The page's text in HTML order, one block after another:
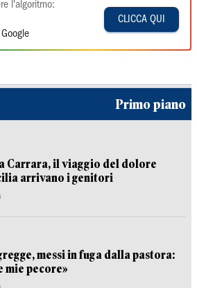
l'algoritmo:
CLICCA QUI
Primo piano
Carrara, il viaggio del dolore
arrivano i genitori
messi in fuga dalla pastora:
mie pecore»